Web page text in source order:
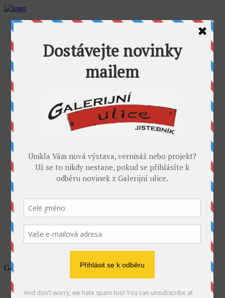
AKTUALITY
GALERIE U FOŤÁKA
Takoví jsme byli
I. sympozium výtvarníků v GU
II. sympozium výtvarníků
Galerijní rybník
V. sympozium výtvarníků v Jistebníku
DESET
KONTAKT
Galerijní ulice 2014 (20)
Aktuality